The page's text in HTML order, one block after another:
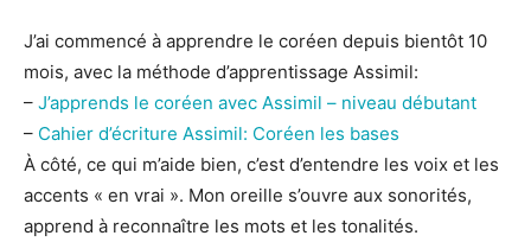
J’ai commencé à apprendre le coréen depuis bientôt 10
mois, avec la méthode d’apprentissage Assimil:
– J’apprends le coréen avec Assimil – niveau débutant
– Cahier d’écriture Assimil: Coréen les bases
À côté, ce qui m’aide bien, c’est d’entendre les voix et les
accents « en vrai ». Mon oreille s’ouvre aux sonorités,
apprend à reconnaître les mots et les tonalités.